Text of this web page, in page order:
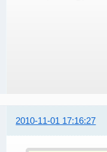
2010-11-01 17:16:27